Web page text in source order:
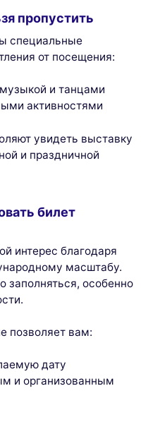
пропустить
специальные
от посещения:
и танцами
активностями
увидеть выставку
и праздничной
билет
интерес благодаря
масштабу.
заполняться, особенно
позволяет вам:
дату
и организованным